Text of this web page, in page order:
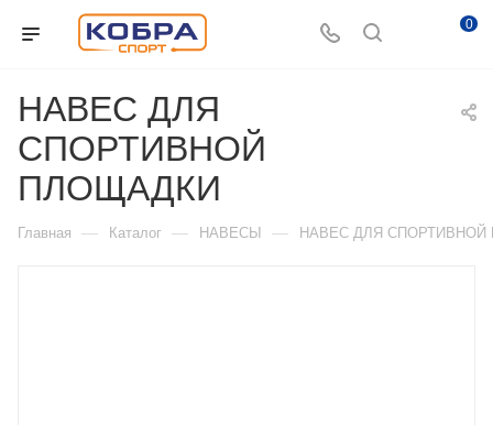
0
НАВЕС ДЛЯ
СПОРТИВНОЙ
ПЛОЩАДКИ
Главная — Каталог — НАВЕСЫ — НАВЕС ДЛЯ